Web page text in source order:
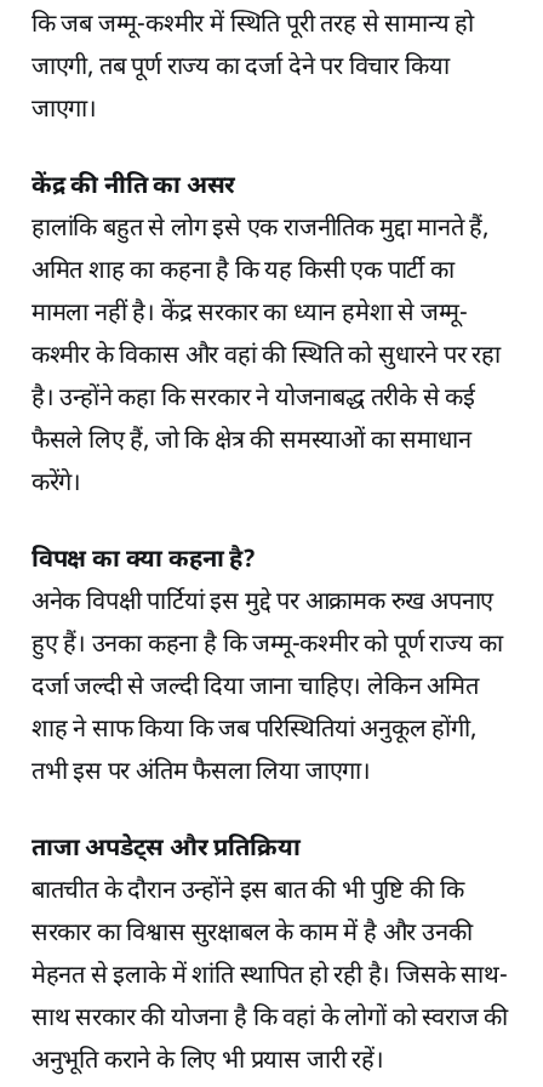
कि जब जम्मू-कश्मीर में स्थिति पूरी तरह से सामान्य हो
जाएगी, तब पूर्ण राज्य का दर्जा देने पर विचार किया
जाएगा।
केंद्र की नीति का असर
हालांकि बहुत से लोग इसे एक राजनीतिक मुद्दा मानते हैं,
अमित शाह का कहना है कि यह किसी एक पार्टी का
मामला नहीं है। केंद्र सरकार का ध्यान हमेशा से जम्मू-
कश्मीर के विकास और वहां की स्थिति को सुधारने पर रहा
है। उन्होंने कहा कि सरकार ने योजनाबद्ध तरीके से कई
फैसले लिए हैं, जो कि क्षेत्र की समस्याओं का समाधान
करेंगे।
विपक्ष का क्या कहना है?
अनेक विपक्षी पार्टियां इस मुद्दे पर आक्रामक रुख अपनाए
हुए हैं। उनका कहना है कि जम्मू-कश्मीर को पूर्ण राज्य का
दर्जा जल्दी से जल्दी दिया जाना चाहिए। लेकिन अमित
शाह ने साफ किया कि जब परिस्थितियां अनुकूल होंगी,
तभी इस पर अंतिम फैसला लिया जाएगा।
ताजा अपडेट्स और प्रतिक्रिया
बातचीत के दौरान उन्होंने इस बात की भी पुष्टि की कि
सरकार का विश्वास सुरक्षाबल के काम में है और उनकी
मेहनत से इलाके में शांति स्थापित हो रही है। जिसके साथ-
साथ सरकार की योजना है कि वहां के लोगों को स्वराज की
अनुभूति कराने के लिए भी प्रयास जारी रहें।